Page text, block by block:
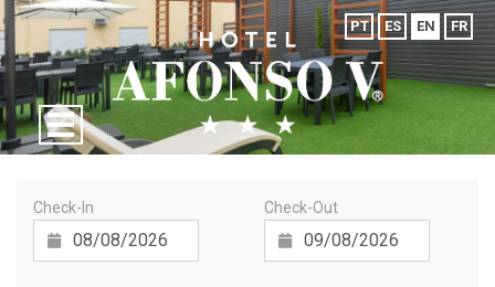
PT ES EN FR
Check-In Check-Out